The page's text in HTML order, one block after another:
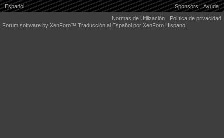
Español Sponsors
Ayuda
Normas de Utilización
Política de privacidad
Forum software by XenForo™ Traducción al Español por XenForo Hispano.